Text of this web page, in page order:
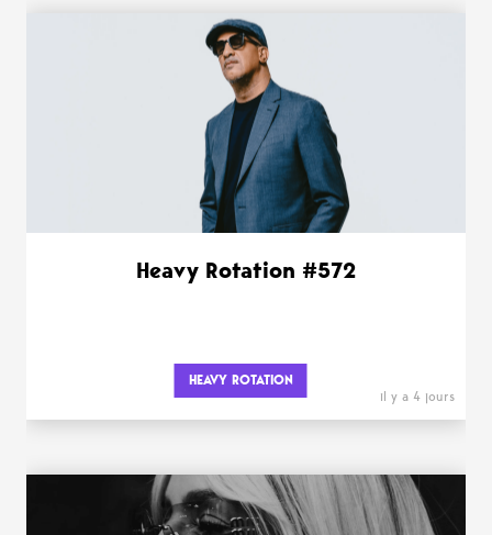
WANT MORE ?
Heavy Rotation #572
HEAVY ROTATION
il y a 4 jours